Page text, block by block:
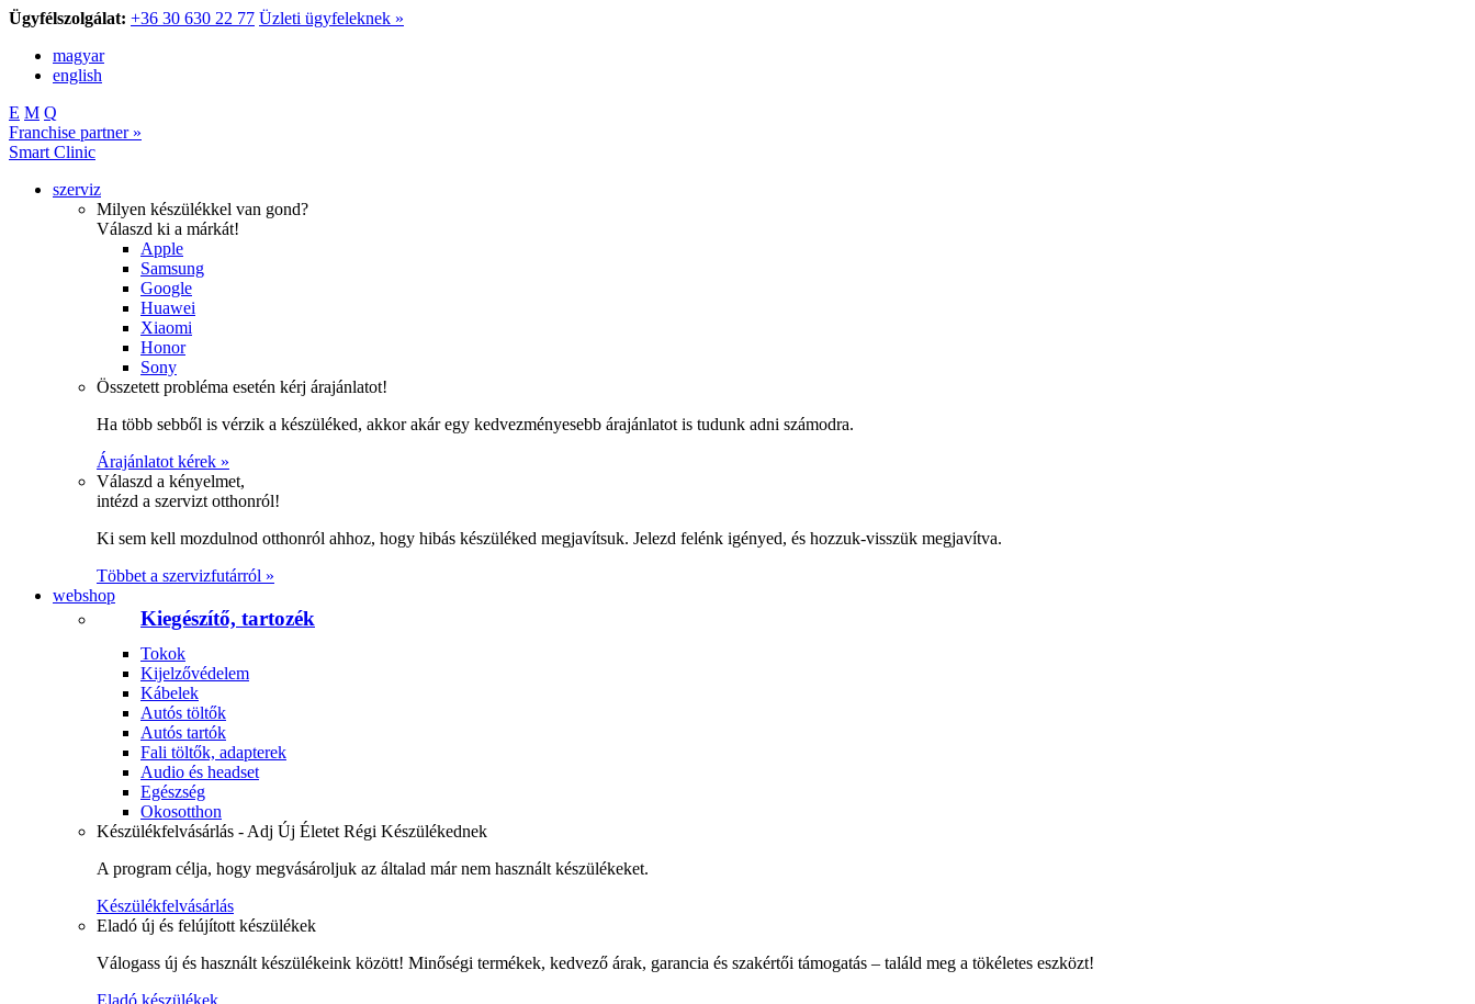
Ügyfélszolgálat: +36 30 630 22 77 Üzleti ügyfeleknek »
magyar
english
E M Q
Franchise partner »
Smart Clinic
szerviz
Milyen készülékkel van gond?
Válaszd ki a márkát!
Apple
Samsung
Google
Huawei
Xiaomi
Honor
Sony
Összetett probléma esetén kérj árajánlatot!
Ha több sebből is vérzik a készüléked, akkor akár egy kedvezményesebb árajánlatot is tudunk adni számodra.
Árajánlatot kérek »
Válaszd a kényelmet,
intézd a szervizt otthonról!
Ki sem kell mozdulnod otthonról ahhoz, hogy hibás készüléked megjavítsuk. Jelezd felénk igényed, és hozzuk-visszük megjavítva.
Többet a szervizfutárról »
webshop
Kiegészítő, tartozék
Tokok
Kijelzővédelem
Kábelek
Autós töltők
Autós tartók
Fali töltők, adapterek
Audio és headset
Egészség
Okosotthon
Készülékfelvásárlás - Adj Új Életet Régi Készülékednek
A program célja, hogy megvásároljuk az általad már nem használt készülékeket.
Készülékfelvásárlás
Eladó új és felújított készülékek
Válogass új és használt készülékeink között! Minőségi termékek, kedvező árak, garancia és szakértői támogatás – találd meg a tökéletes eszközt!
Eladó készülékek